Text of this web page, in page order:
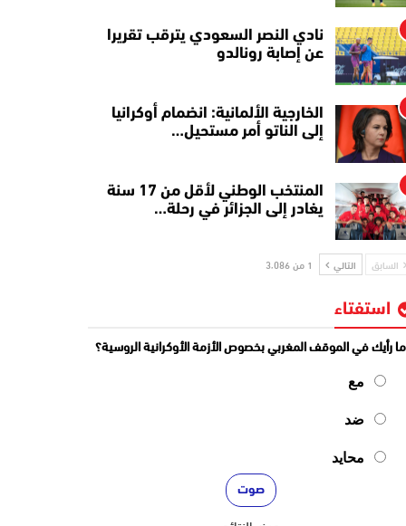
نادي النصر السعودي يترقب تقريرا
عن إصابة رونالدو
الخارجية الألمانية: انضمام أوكرانيا
إلى الناتو أمر مستحيل…
المنتخب الوطني لأقل من 17 سنة
يغادر إلى الجزائر في رحلة…
السابق التالي 1 من 3٬086
استفتاء
ما رأيك في الموقف المغربي بخصوص الأزمة الأوكرانية الروسية؟
مع
ضد
محايد